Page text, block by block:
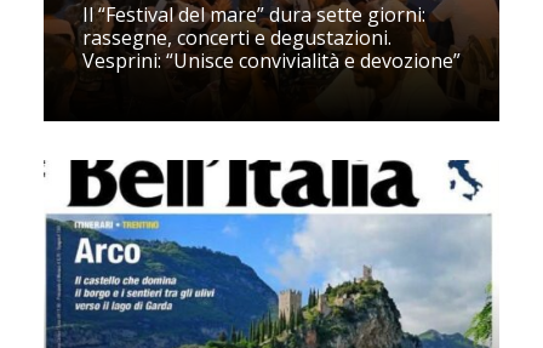
Il “Festival del mare” dura sette giorni:
rassegne, concerti e degustazioni.
Vesprini: “Unisce convivialità e devozione”